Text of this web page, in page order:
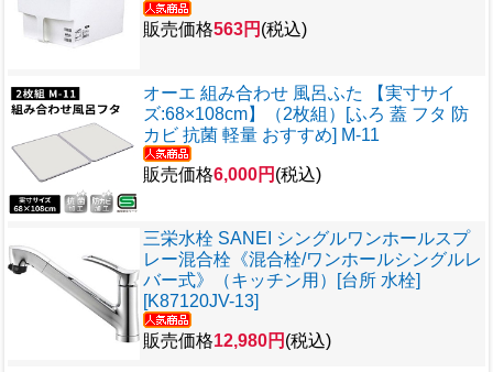
販売価格563円 (税込)
オーエ 組み合わせ 風呂ふた 【実寸サイ
ズ:68×108cm】（2枚組）[ふろ 蓋 フタ 防
カビ 抗菌 軽量 おすすめ] M-11
販売価格6,000円 (税込)
三栄水栓 SANEI シングルワンホールスプ
レー混合栓《混合栓/ワンホールシングルレ
バー式》（キッチン用）[台所 水栓]
[K87120JV-13]
販売価格12,980円 (税込)